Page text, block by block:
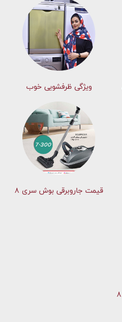
ویژگی ظرفشویی خوب
قیمت جاروبرقی بوش سری ۸